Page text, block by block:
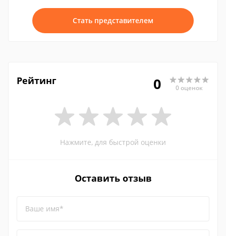
Стать представителем
Рейтинг 0 0 оценок
Нажмите, для быстрой оценки
Оставить отзыв
Ваше имя*